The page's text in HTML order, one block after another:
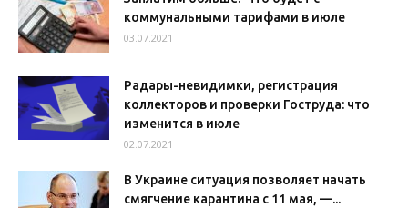
коммунальными тарифами в июле
03.07.2021
Радары-невидимки, регистрация
коллекторов и проверки Гоструда: что
изменится в июле
02.07.2021
В Украине ситуация позволяет начать
смягчение карантина с 11 мая, —...